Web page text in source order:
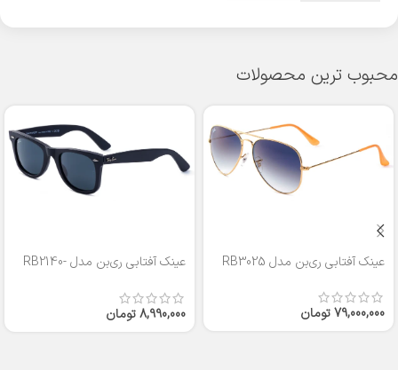
محبوب ترین محصولات
عینک آفتابی ری‌بن مدل RB3025
79,000,000تومان
عینک آفتابی ری‌بن مدل RB2140-
8,990,000تومان